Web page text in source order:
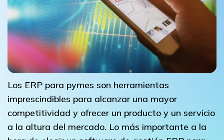
Los ERP para pymes son herramientas
imprescindibles para alcanzar una mayor
competitividad y ofrecer un producto y un servicio
a la altura del mercado. Lo más importante a la